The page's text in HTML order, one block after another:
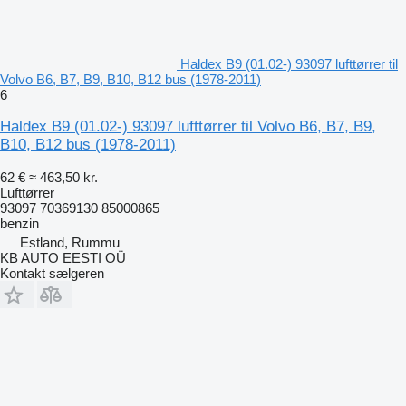
Haldex B9 (01.02-) 93097 lufttørrer til
Volvo B6, B7, B9, B10, B12 bus (1978-2011)
6
Haldex B9 (01.02-) 93097 lufttørrer til Volvo B6, B7, B9,
B10, B12 bus (1978-2011)
62 € ≈ 463,50 kr.
Lufttørrer
93097 70369130 85000865
benzin
Estland, Rummu
KB AUTO EESTI OÜ
Kontakt sælgeren